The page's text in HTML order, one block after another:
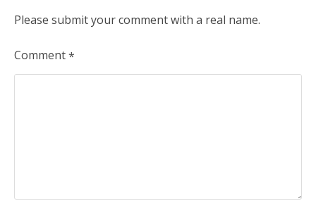
Please submit your comment with a real name.
Comment*